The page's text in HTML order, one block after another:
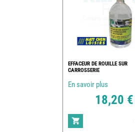
EFFACEUR DE ROUILLE SUR
CARROSSERIE
En savoir plus
18,20 €